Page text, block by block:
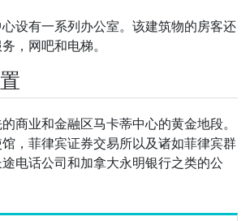
设有一系列办公室。该建筑物的房客还
，网吧和电梯。
商业和金融区马卡蒂中心的黄金地段。
，菲律宾证券交易所以及诸如菲律宾群
电话公司和加拿大永明银行之类的公